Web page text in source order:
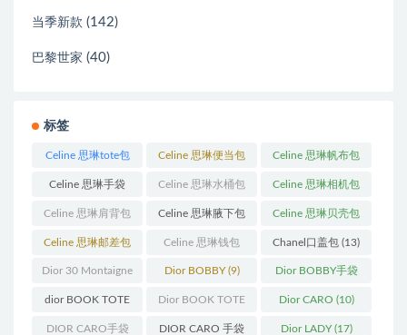
当季新款 (142)
巴黎世家 (40)
标签
Celine 思琳tote包
(23)
Celine 思琳便当包
(14)
Celine 思琳帆布包
(18)
Celine 思琳手袋
(250)
Celine 思琳水桶包
(55)
Celine 思琳相机包
(11)
Celine 思琳肩背包
(12)
Celine 思琳腋下包
(10)
Celine 思琳贝壳包
(12)
Celine 思琳邮差包
(13)
Celine 思琳钱包
(10)
Chanel口盖包 (13)
Dior 30 Montaigne
蒙田(31)
Dior BOBBY(9) Dior BOBBY手袋
(26)
dior BOOK TOTE
(12)
Dior BOOK TOTE
手袋(163)
Dior CARO (10)
DIOR CARO手袋 DIOR CARO 手袋 Dior LADY(17)